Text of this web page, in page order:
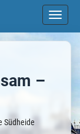
–
Südheide